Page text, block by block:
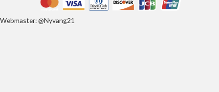
Webmaster: @Nyvang21